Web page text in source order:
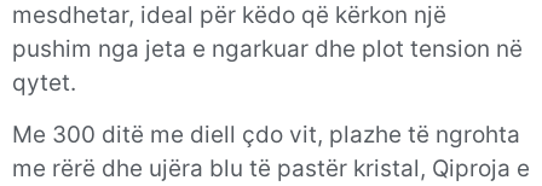
mesdhetar, ideal për këdo që kërkon një
pushim nga jeta e ngarkuar dhe plot tension në
qytet.
Me 300 ditë me diell çdo vit, plazhe të ngrohta
me rërë dhe ujëra blu të pastër kristal, Qiproja e